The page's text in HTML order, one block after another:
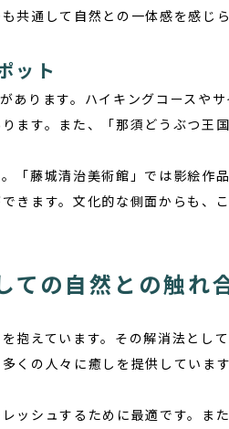
共通して自然との一体感を感じ
ット
あります。ハイキングコースや
ます。また、「那須どうぶつ王
「藤城清治美術館」では影絵作
きます。文化的な側面からも、
ての自然との触れ
抱えています。その解消法とし
くの人々に癒しを提供しています
ッシュするために最適です。ま